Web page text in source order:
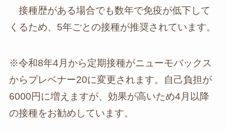
接種歴がある場合でも数年で免疫が低下して
くるため、5年ごとの接種が推奨されています。
※令和8年4月から定期接種がニューモバックス
からプレベナー20に変更されます。自己負担が
6000円に増えますが、効果が高いため4月以降
の接種をお勧めしています。